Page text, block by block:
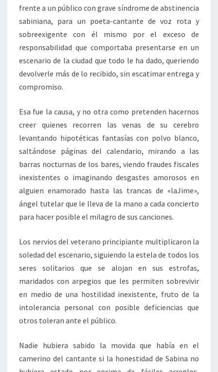
frente a un público con grave síndrome de abstinencia
sabiniana, para un poeta-cantante de voz rota y
sobreexigente con él mismo por el exceso de
responsabilidad que comportaba presentarse en un
escenario de la ciudad que todo le ha dado, queriendo
devolverle más de lo recibido, sin escatimar entrega y
compromiso.
Esa fue la causa, y no otra como pretenden hacernos
creer quienes recorren las venas de su cerebro
levantando hipotéticas fantasías con polvo blanco,
saltándose páginas del calendario, mirando a las
barras nocturnas de los bares, viendo fraudes fiscales
inexistentes o imaginando desgastes amorosos en
alguien enamorado hasta las trancas de «laJime»,
ángel tutelar que le lleva de la mano a cada concierto
para hacer posible el milagro de sus canciones.
Los nervios del veterano principiante multiplicaron la
soledad del escenario, siguiendo la estela de todos los
seres solitarios que se alojan en sus estrofas,
maridados con arpegios que les permiten sobrevivir
en medio de una hostilidad inexistente, fruto de la
intolerancia personal con posible deficiencias que
otros toleran ante el público.
Nadie hubiera sabido la movida que había en el
camerino del cantante si la honestidad de Sabina no